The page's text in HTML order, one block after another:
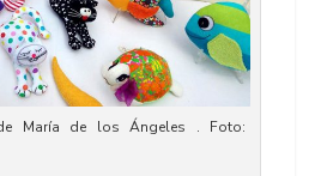
María de los Ángeles . Foto: